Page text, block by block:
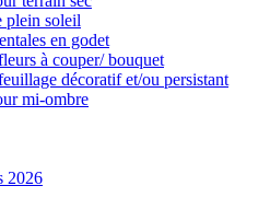
plein soleil
en godet
à couper/ bouquet
décoratif et/ou persistant
mi-ombre
2026